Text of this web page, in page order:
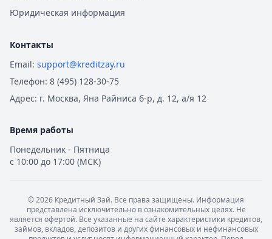
Юридическая информация
Контакты
Email: support@kreditzay.ru
Телефон: 8 (495) 128-30-75
Адрес: г. Москва, Яна Райниса б-р, д. 12, а/я 12
Время работы
Понедельник - Пятница
с 10:00 до 17:00 (МСК)
©2026 Кредитный Зай. Все права защищены. Информация
представлена исключительно в ознакомительных целях. Не
является офертой. Все указанные на сайте характеристики кредитов,
займов, вкладов, депозитов и других финансовых и нефинансовых